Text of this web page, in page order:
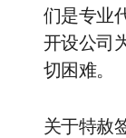
们是专业
开设公司
切困难。
关于特赦